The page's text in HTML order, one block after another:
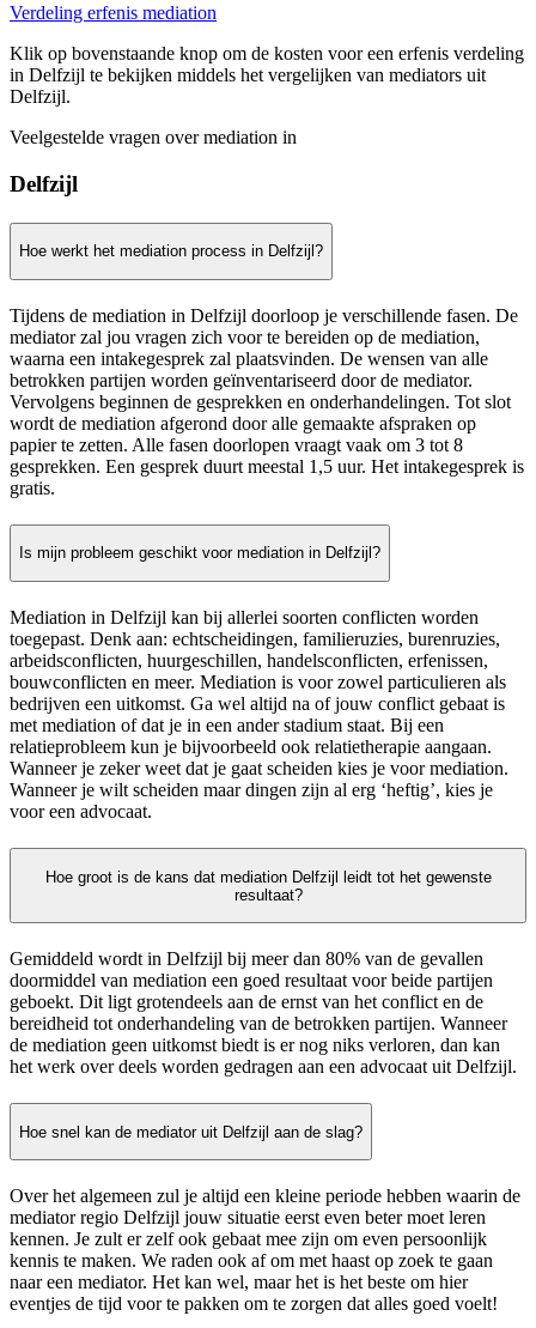
Verdeling erfenis mediation
Klik op bovenstaande knop om de kosten voor een erfenis verdeling
in Delfzijl te bekijken middels het vergelijken van mediators uit
Delfzijl.
Veelgestelde vragen over mediation in
Delfzijl
Hoe werkt het mediation process in Delfzijl?
Tijdens de mediation in Delfzijl doorloop je verschillende fasen. De
mediator zal jou vragen zich voor te bereiden op de mediation,
waarna een intakegesprek zal plaatsvinden. De wensen van alle
betrokken partijen worden geïnventariseerd door de mediator.
Vervolgens beginnen de gesprekken en onderhandelingen. Tot slot
wordt de mediation afgerond door alle gemaakte afspraken op
papier te zetten. Alle fasen doorlopen vraagt vaak om 3 tot 8
gesprekken. Een gesprek duurt meestal 1,5 uur. Het intakegesprek is
gratis.
Is mijn probleem geschikt voor mediation in Delfzijl?
Mediation in Delfzijl kan bij allerlei soorten conflicten worden
toegepast. Denk aan: echtscheidingen, familieruzies, burenruzies,
arbeidsconflicten, huurgeschillen, handelsconflicten, erfenissen,
bouwconflicten en meer. Mediation is voor zowel particulieren als
bedrijven een uitkomst. Ga wel altijd na of jouw conflict gebaat is
met mediation of dat je in een ander stadium staat. Bij een
relatieprobleem kun je bijvoorbeeld ook relatietherapie aangaan.
Wanneer je zeker weet dat je gaat scheiden kies je voor mediation.
Wanneer je wilt scheiden maar dingen zijn al erg ‘heftig’, kies je
voor een advocaat.
Hoe groot is de kans dat mediation Delfzijl leidt tot het gewenste
resultaat?
Gemiddeld wordt in Delfzijl bij meer dan 80% van de gevallen
doormiddel van mediation een goed resultaat voor beide partijen
geboekt. Dit ligt grotendeels aan de ernst van het conflict en de
bereidheid tot onderhandeling van de betrokken partijen. Wanneer
de mediation geen uitkomst biedt is er nog niks verloren, dan kan
het werk over deels worden gedragen aan een advocaat uit Delfzijl.
Hoe snel kan de mediator uit Delfzijl aan de slag?
Over het algemeen zul je altijd een kleine periode hebben waarin de
mediator regio Delfzijl jouw situatie eerst even beter moet leren
kennen. Je zult er zelf ook gebaat mee zijn om even persoonlijk
kennis te maken. We raden ook af om met haast op zoek te gaan
naar een mediator. Het kan wel, maar het is het beste om hier
eventjes de tijd voor te pakken om te zorgen dat alles goed voelt!